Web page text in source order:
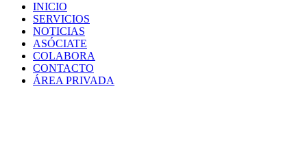
INICIO
SERVICIOS
NOTICIAS
ASÓCIATE
COLABORA
CONTACTO
ÁREA PRIVADA